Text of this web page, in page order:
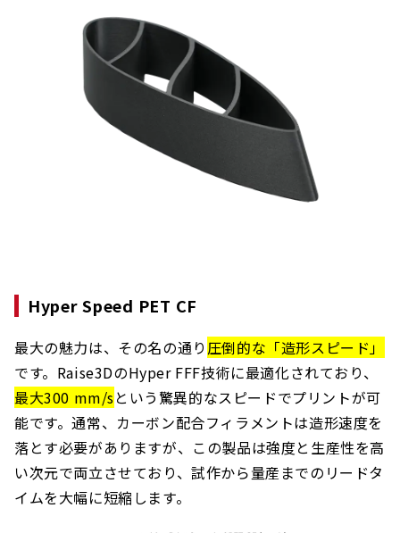
Hyper Speed PET CF
最大の魅力は、その名の通り 圧倒的な「造形スピード」
です。Raise3DのHyper FFF技術に最適化されており、
最大300 mm/sという驚異的なスピードでプリントが可
能です。通常、カーボン配合フィラメントは造形速度を
落とす必要がありますが、この製品は強度と生産性を高
い次元で両立させており、試作から量産までのリードタ
イムを大幅に短縮します。